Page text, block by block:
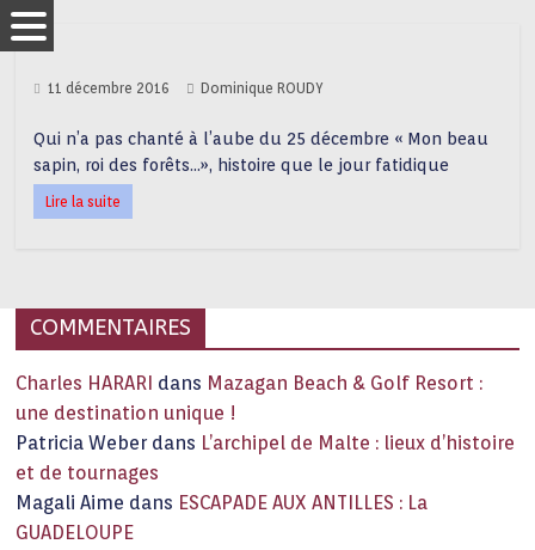
11 décembre 2016 Dominique ROUDY
Qui n’a pas chanté à l’aube du 25 décembre « Mon beau
sapin, roi des forêts…», histoire que le jour fatidique
Lire la suite
COMMENTAIRES
Charles HARARI dans Mazagan Beach & Golf Resort :
une destination unique !
Patricia Weber dans L’archipel de Malte : lieux d’histoire
et de tournages
Magali Aime dans ESCAPADE AUX ANTILLES : La
GUADELOUPE